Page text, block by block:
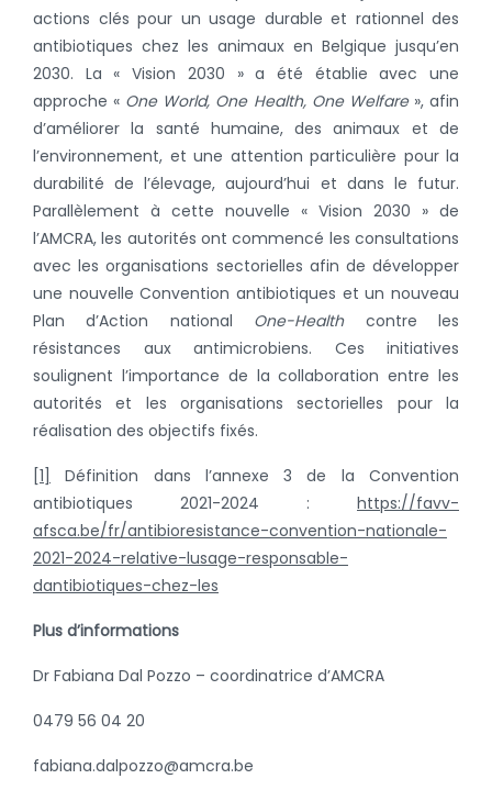
actions clés pour un usage durable et rationnel des
antibiotiques chez les animaux en Belgique jusqu’en
2030. La « Vision 2030 » a été établie avec une
approche « One World, One Health, One Welfare», afin
d’améliorer la santé humaine, des animaux et de
l’environnement, et une attention particulière pour la
durabilité de l’élevage, aujourd’hui et dans le futur.
Parallèlement à cette nouvelle « Vision 2030 » de
l’AMCRA, les autorités ont commencé les consultations
avec les organisations sectorielles afin de développer
une nouvelle Convention antibiotiques et un nouveau
Plan d’Action national One-Healthcontre les
résistances aux antimicrobiens. Ces initiatives
soulignent l’importance de la collaboration entre les
autorités et les organisations sectorielles pour la
réalisation des objectifs fixés.
[1]
Définition dans l’annexe 3 de la Convention
antibiotiques 2021-2024 : https://favv-
afsca.be/fr/antibioresistance-convention-nationale-
2021-2024-relative-lusage-responsable-
dantibiotiques-chez-les
Plus d’informations
Dr Fabiana Dal Pozzo – coordinatrice d’AMCRA
0479 56 04 20
fabiana.dalpozzo@amcra.be